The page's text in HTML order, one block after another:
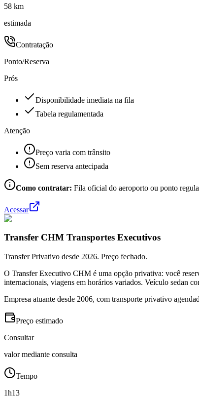
58 km
estimada
Contratação
Ponto/Reserva
Prós
Disponibilidade imediata na fila
Tabela regulamentada
Atenção
Preço varia com trânsito
Sem reserva antecipada
Como contratar: Fila oficial do aeroporto ou ponto
Acessar
Transfer CHM Transportes Executivos
Transfer Privativo desde 2026. Preço fechado.
O Transfer Executivo CHM é uma opção privativa: você
internacionais, viagens em horários variados. Veículo sedan
Empresa atuante desde 2006, com transporte privativo
Preço estimado
Consultar
valor mediante consulta
Tempo
1h13